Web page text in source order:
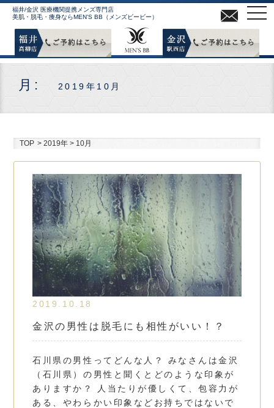
福井/金沢 医療機関提携メンズ専門店
美肌・脱毛・痩身ならMEN'S BB（メンズビービー）
月: 2019年10月
TOP > 2019年 > 10月
2019.10.18
金沢の男性は脱毛にも相性がいい！？
石川県の男性ってどんな人？ みなさんは金沢
（石川県）の男性と聞くとどのような印象が
ありますか？ 人当たりが優しくて、包容力が
ある、やわらかい印象などお持ちではないで